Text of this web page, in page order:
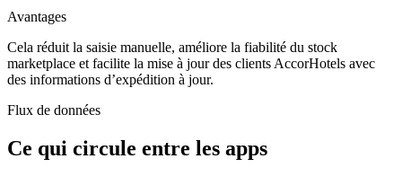
Avantages
Cela réduit la saisie manuelle, améliore la fiabilité du stock
marketplace et facilite la mise à jour des clients AccorHotels avec
des informations d’expédition à jour.
Flux de données
Ce qui circule entre les apps